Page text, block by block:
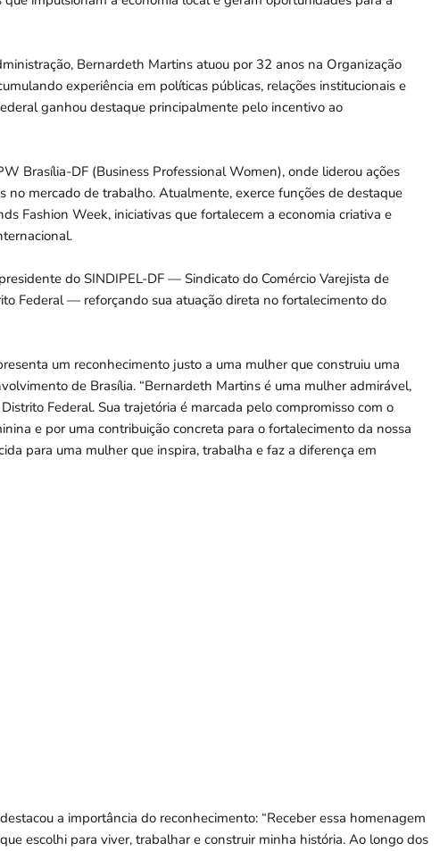
Bernardeth Martins atuou por 32 anos na Organização
experiência em políticas públicas, relações institucionais e
ganhou destaque principalmente pelo incentivo ao
Brasília-DF (Business Professional Women), onde liderou ações
no mercado de trabalho. Atualmente, exerce funções de destaque
Fashion Week, iniciativas que fortalecem a economia criativa e
do SINDIPEL-DF — Sindicato do Comércio Varejista de
Federal — reforçando sua atuação direta no fortalecimento do
um reconhecimento justo a uma mulher que construiu uma
de Brasília. “Bernardeth Martins é uma mulher admirável,
Federal. Sua trajetória é marcada pelo compromisso com o
e por uma contribuição concreta para o fortalecimento da nossa
para uma mulher que inspira, trabalha e faz a diferença em
a importância do reconhecimento: “Receber essa homenagem
escolhi para viver, trabalhar e construir minha história. Ao longo dos